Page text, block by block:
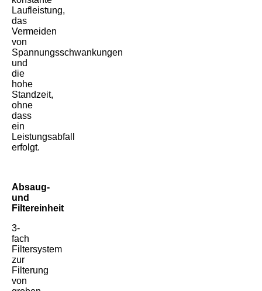
Laufleistung,
das
Vermeiden
von
Spannungsschwankungen
und
die
hohe
Standzeit,
ohne
dass
ein
Leistungsabfall
erfolgt.
Absaug-
und
Filtereinheit
3-
fach
Filtersystem
zur
Filterung
von